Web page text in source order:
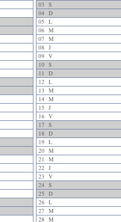
03 S
04 D
05 L
06 M
07 M
08 J
09 V
10 S
11
D
12 L
13 M
14 M
15 J
16 V
17 S
18 D
19 L
20 M
21
M
22 J
23 V
24 S
25 D
26 L
27 M
28 M